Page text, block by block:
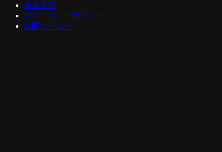
免責事項
プライバシーポリシー
お問い合わせ